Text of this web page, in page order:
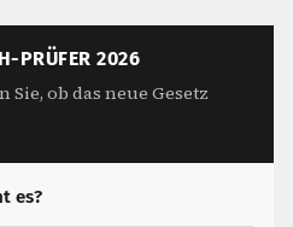
PRÜFER 2026
ob das neue Gesetz
es?